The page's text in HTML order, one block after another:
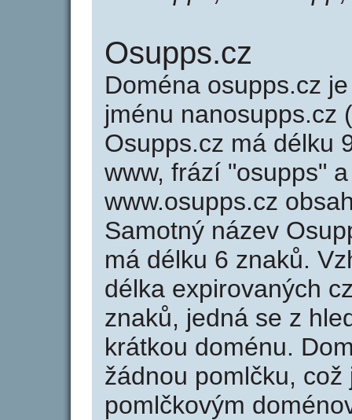
Osupps.cz
Doména osupps.cz
jménu nanosupps.cz
Osupps.cz má délku
www, frází "osupps"
www.osupps.cz
Samotný název
má délku 6 znaků.
délka expirovaných
znaků, jedná se z
krátkou doménu.
žádnou pomlčku,
pomlčkovým